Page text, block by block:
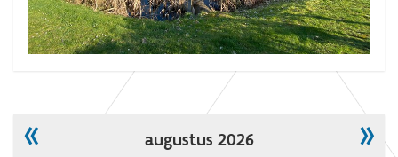
n
a
l
u
« augustus 2026 »